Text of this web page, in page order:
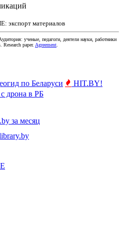
: экспорт материалов
ученые, педагоги, деятели науки, работники
. Research paper. Agreement.
по Беларуси
HIT.BY!
дрона в РБ
за месяц